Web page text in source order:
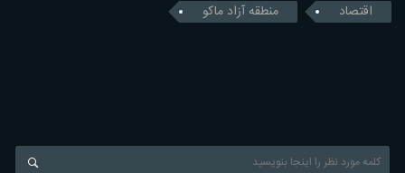
اقتصاد
منطقه آزاد ماکو